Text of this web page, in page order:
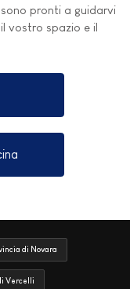
sono pronti a guidarvi
vostro spazio e il
di Novara
Vercelli